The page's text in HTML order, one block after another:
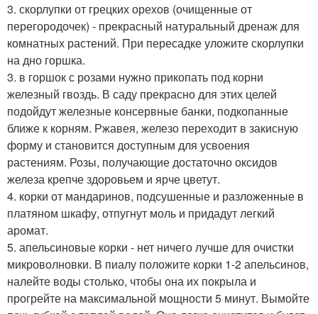
3. скорлупки от грецких орехов (очищенные от
перегородочек) - прекрасный натуральный дренаж для
комнатных растений. При пересадке уложите скорлупки
на дно горшка.
3. в горшок с розами нужно прикопать под корни
железный гвоздь. В саду прекрасно для этих целей
подойдут железные консервные банки, подкопанные
ближе к корням. Ржавея, железо переходит в закисную
форму и становится доступным для усвоения
растениям. Розы, получающие достаточно оксидов
железа крепче здоровьем и ярче цветут.
4. корки от мандаринов, подсушенные и разложенные в
платяном шкафу, отпугнут моль и придадут легкий
аромат.
5. апельсиновые корки - нет ничего лучше для очистки
микроволновки. В пиалу положите корки 1-2 апельсинов,
налейте воды столько, чтобы она их покрыла и
прогрейте на максимальной мощности 5 минут. Вымойте